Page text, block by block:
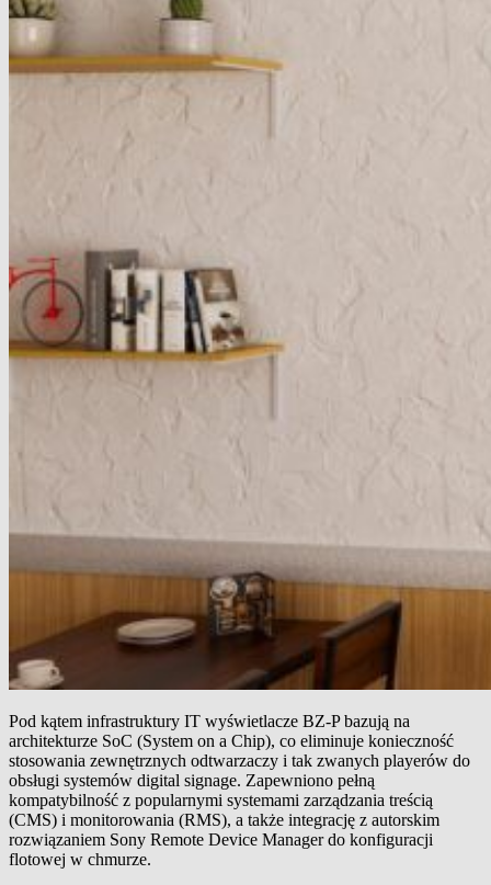
Pod kątem infrastruktury IT wyświetlacze BZ-P bazują na
architekturze SoC (System on a Chip), co eliminuje konieczność
stosowania zewnętrznych odtwarzaczy i tak zwanych playerów do
obsługi systemów digital signage. Zapewniono pełną
kompatybilność z popularnymi systemami zarządzania treścią
(CMS) i monitorowania (RMS), a także integrację z autorskim
rozwiązaniem Sony Remote Device Manager do konfiguracji
flotowej w chmurze.